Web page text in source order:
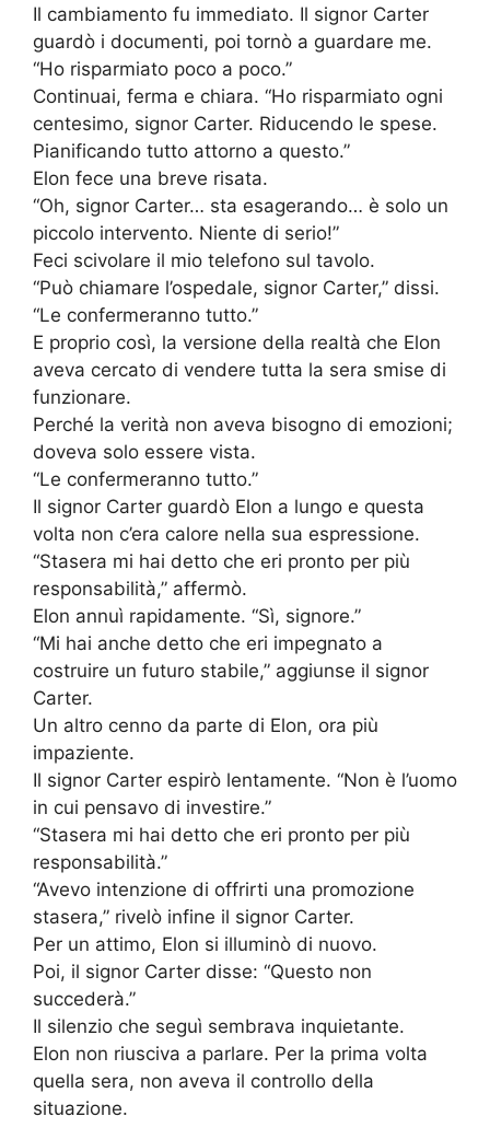
Il cambiamento fu immediato. Il signor Carter
guardò i documenti, poi tornò a guardare me.
“Ho risparmiato poco a poco.”
Continuai, ferma e chiara. “Ho risparmiato ogni
centesimo, signor Carter. Riducendo le spese.
Pianificando tutto attorno a questo.”
Elon fece una breve risata.
“Oh, signor Carter… sta esagerando… è solo un
piccolo intervento. Niente di serio!”
Feci scivolare il mio telefono sul tavolo.
“Può chiamare l’ospedale, signor Carter,” dissi.
“Le confermeranno tutto.”
E proprio così, la versione della realtà che Elon
aveva cercato di vendere tutta la sera smise di
funzionare.
Perché la verità non aveva bisogno di emozioni;
doveva solo essere vista.
“Le confermeranno tutto.”
Il signor Carter guardò Elon a lungo e questa
volta non c’era calore nella sua espressione.
“Stasera mi hai detto che eri pronto per più
responsabilità,” affermò.
Elon annuì rapidamente. “Sì, signore.”
“Mi hai anche detto che eri impegnato a
costruire un futuro stabile,” aggiunse il signor
Carter.
Un altro cenno da parte di Elon, ora più
impaziente.
Il signor Carter espirò lentamente. “Non è l’uomo
in cui pensavo di investire.”
“Stasera mi hai detto che eri pronto per più
responsabilità.”
“Avevo intenzione di offrirti una promozione
stasera,” rivelò infine il signor Carter.
Per un attimo, Elon si illuminò di nuovo.
Poi, il signor Carter disse: “Questo non
succederà.”
Il silenzio che seguì sembrava inquietante.
Elon non riusciva a parlare. Per la prima volta
quella sera, non aveva il controllo della
situazione.